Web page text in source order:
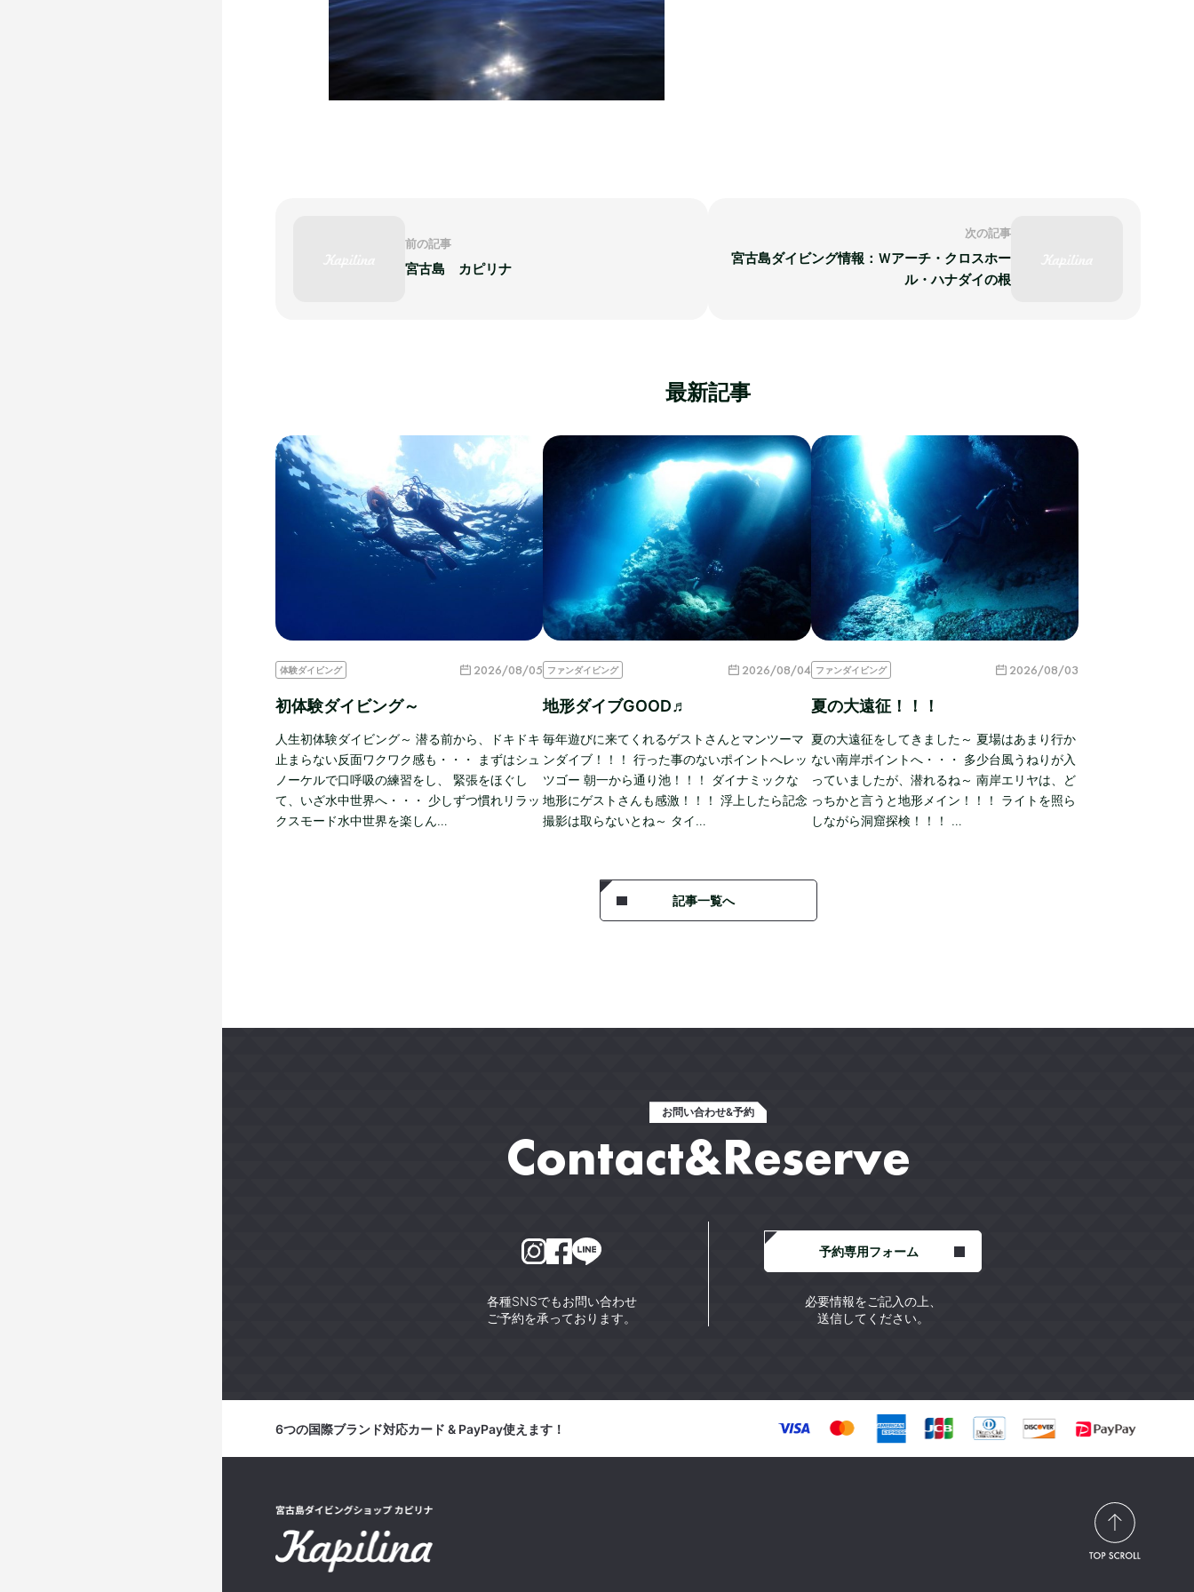
前の記事
宮古島 カピリナ
次の記事
宮古島ダイビング情報：Ｗアーチ・クロスホー
ル・ハナダイの根
最新記事
体験ダイビング 2026/08/05
初体験ダイビング～
人生初体験ダイビング～ 潜る前から、ドキドキ
止まらない反面ワクワク感も・・・ まずはシュ
ノーケルで口呼吸の練習をし、 緊張をほぐし
て、いざ水中世界へ・・・ 少しずつ慣れリラッ
クスモード水中世界を楽しん…
ファンダイビング 2026/08/04
地形ダイブGOOD♬
毎年遊びに来てくれるゲストさんとマンツーマ
ンダイブ！！！ 行った事のないポイントへレッ
ツゴー 朝一から通り池！！！ ダイナミックな
地形にゲストさんも感激！！！ 浮上したら記念
撮影は取らないとね～ タイ…
ファンダイビング 2026/08/03
夏の大遠征！！！
夏の大遠征をしてきました～ 夏場はあまり行か
ない南岸ポイントへ・・・ 多少台風うねりが入
っていましたが、潜れるね～ 南岸エリヤは、ど
っちかと言うと地形メイン！！！ ライトを照ら
しながら洞窟探検！！！ …
記事一覧へ
お問い合わせ&予約
Contact&Reserve
各種SNSでもお問い合わせ
ご予約を承っております。
予約専用フォーム
必要情報をご記入の上、
送信してください。
6つの国際ブランド対応カード & PayPay使えます！